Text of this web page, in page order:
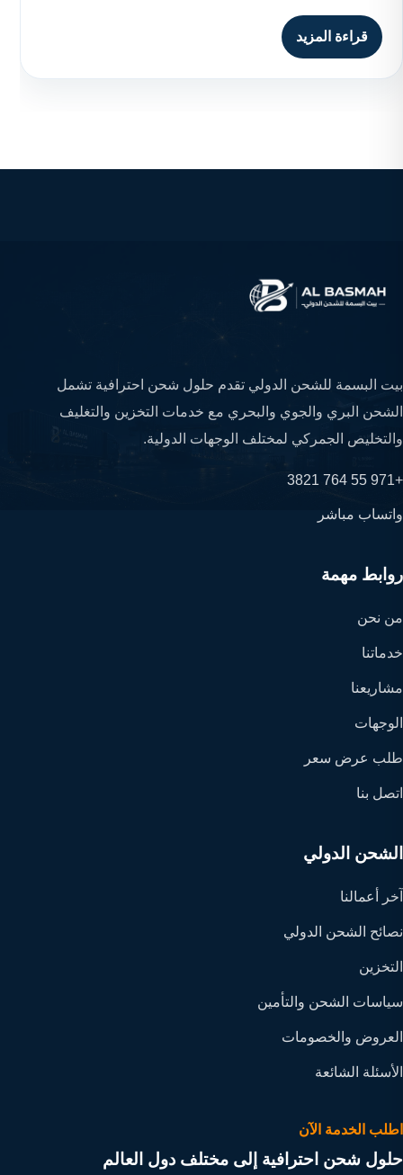
قراءة المزيد
بيت البسمة للشحن الدولي تقدم حلول شحن احترافية تشمل
الشحن البري والجوي والبحري مع خدمات التخزين والتغليف
والتخليص الجمركي لمختلف الوجهات الدولية.
+971 55 764 3821
واتساب مباشر
روابط مهمة
من نحن
خدماتنا
مشاريعنا
الوجهات
طلب عرض سعر
اتصل بنا
الشحن الدولي
آخر أعمالنا
نصائح الشحن الدولي
التخزين
سياسات الشحن والتأمين
العروض والخصومات
الأسئلة الشائعة
اطلب الخدمة الآن
حلول شحن احترافية إلى مختلف دول العالم